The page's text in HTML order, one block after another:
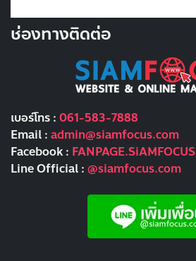
ช่องทางติดต่อ
เบอร์โทร : 061-583-7888
Email : admin@siamfocus.com
Facebook : FANPAGE.SiAMFOCUS
Line Official : @siamfocus.com